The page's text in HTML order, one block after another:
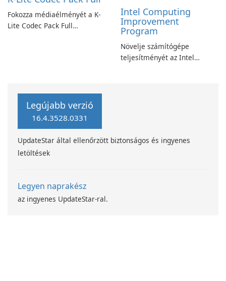
Fokozza médiaélményét a K-
Lite Codec Pack Full
Intel Computing
Improvement
Program
Növelje számítógépe
teljesítményét az Intel
Legújabb verzió
16.4.3528.0331
UpdateStar által ellenőrzött biztonságos és ingyenes
letöltések
Legyen naprakész
az ingyenes UpdateStar-ral.